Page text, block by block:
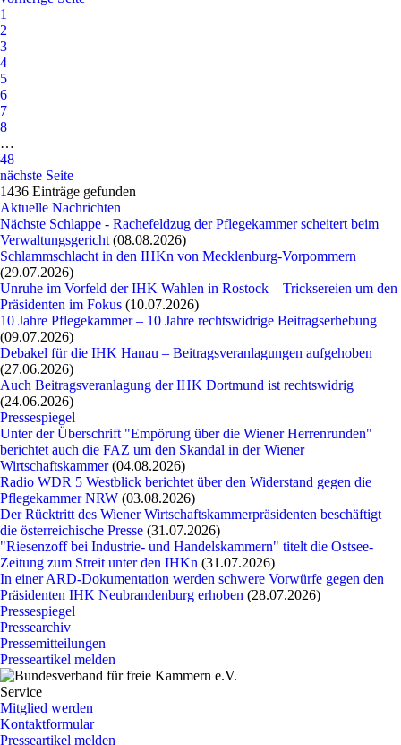
1
2
3
4
5
6
7
8
…
48
nächste Seite
1436 Einträge gefunden
Aktuelle Nachrichten
Nächste Schlappe - Rachefeldzug der Pflegekammer scheitert beim
Verwaltungsgericht (08.08.2026)
Schlammschlacht in den IHKn von Mecklenburg-Vorpommern
(29.07.2026)
Unruhe im Vorfeld der IHK Wahlen in Rostock – Tricksereien um den
Präsidenten im Fokus (10.07.2026)
10 Jahre Pflegekammer – 10 Jahre rechtswidrige Beitragserhebung
(09.07.2026)
Debakel für die IHK Hanau – Beitragsveranlagungen aufgehoben
(27.06.2026)
Auch Beitragsveranlagung der IHK Dortmund ist rechtswidrig
(24.06.2026)
Pressespiegel
Unter der Überschrift "Empörung über die Wiener Herrenrunden"
berichtet auch die FAZ um den Skandal in der Wiener
Wirtschaftskammer(04.08.2026)
Radio WDR 5 Westblick berichtet über den Widerstand gegen die
Pflegekammer NRW (03.08.2026)
Der Rücktritt des Wiener Wirtschaftskammerpräsidenten beschäftigt
die österreichische Presse (31.07.2026)
"Riesenzoff bei Industrie- und Handelskammern" titelt die Ostsee-
Zeitung zum Streit unter den IHKn (31.07.2026)
In einer ARD-Dokumentation werden schwere Vorwürfe gegen den
Präsidenten IHK Neubrandenburg erhoben (28.07.2026)
Pressespiegel
Pressearchiv
Pressemitteilungen
Presseartikel melden
Service
Mitglied werden
Kontaktformular
Presseartikel melden